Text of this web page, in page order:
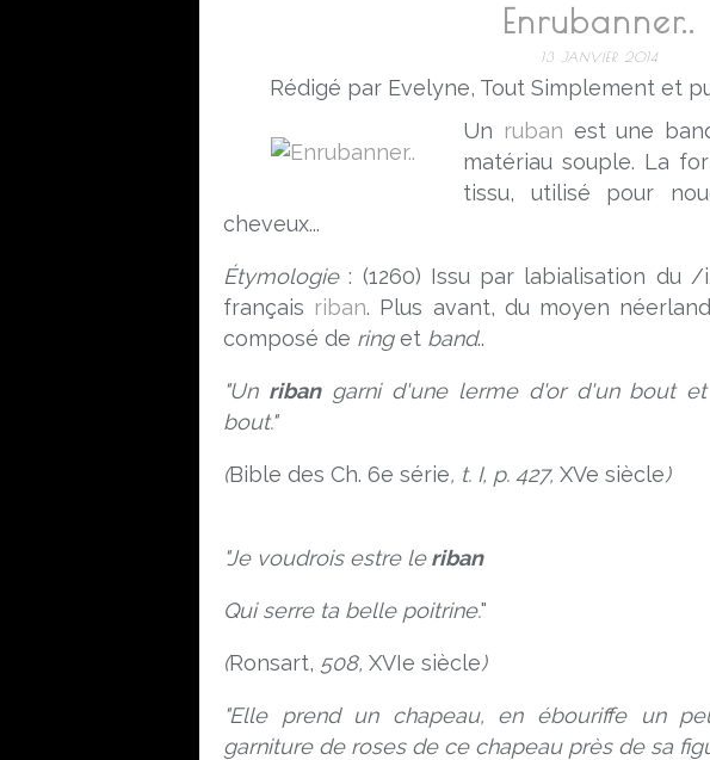
Enrubanner..
13 JANVIER 2014
Rédigé par Evelyne, Tout Simplement et
Un ruban est une
matériau souple. La
tissu, utilisé pour
cheveux...
Étymologie: (1260) Issu par labialisation du
français riban. Plus avant, du moyen
composé de ringet band..
"Un ribangarni d'une lerme d'or d'un bout
bout."
(Bible des Ch. 6e série, t. I, p. 427, XVe siècle)
"Je voudrois estre leriban
Qui serre ta belle poitrine."
(Ronsart, 508, XVIe siècle)
"Elle prend un chapeau, en ébouriffe un
garniture de roses de ce chapeau près de sa